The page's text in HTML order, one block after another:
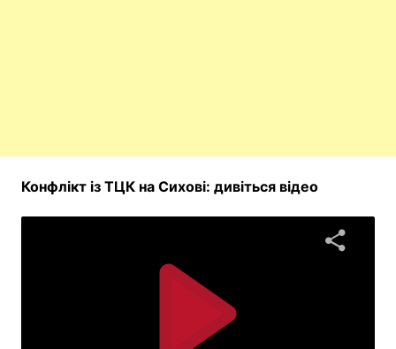
Конфлікт із ТЦК на Сихові: дивіться відео